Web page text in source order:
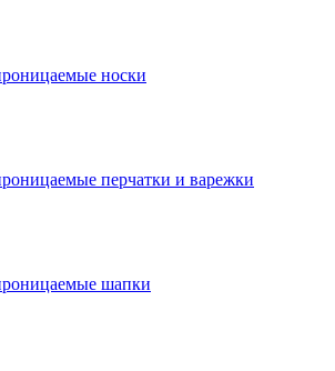
носки
перчатки и варежки
шапки